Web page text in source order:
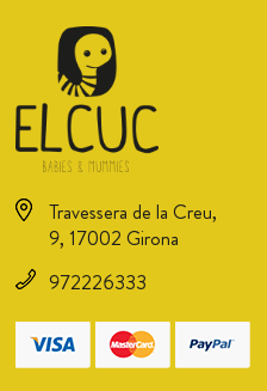
Travessera de la Creu,
9, 17002 Girona
972226333